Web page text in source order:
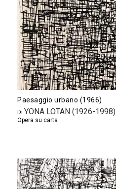
Paesaggio urbano (1966)
Di YONA LOTAN (1926-1998)
Opera su carta